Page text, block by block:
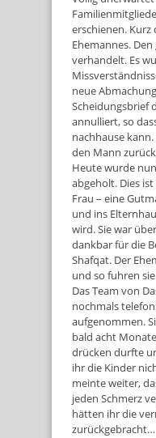
erschienen. Kurz
Ehemannes.
verhandelt. Es
neue
Scheidungsbrief
annulliert, so
nachhause
den Mann
Heute wurde
abgeholt. Dies ist
Frau – eine
und ins
wird. Sie war
dankbar für die
Shafqat. Der
und so fuhren
Das Team von
nochmals
aufgenommen.
bald acht
drücken durfte
ihr die Kinder
meinte weiter,
jeden Schmerz
hätten ihr die
zurückgebracht…